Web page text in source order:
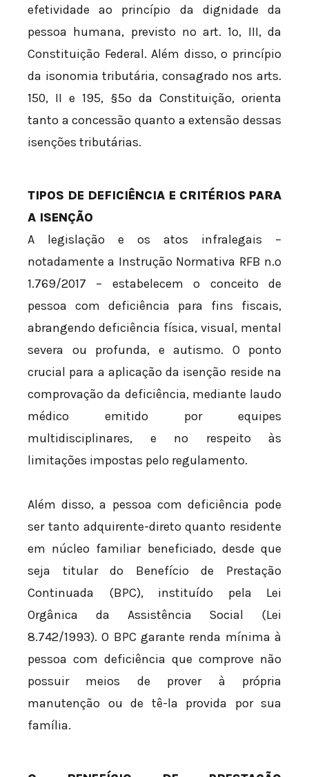
efetividade ao princípio da dignidade da
pessoa humana, previsto no art. 1º, III, da
Constituição Federal. Além disso, o princípio
da isonomia tributária, consagrado nos arts.
150, II e 195, §5º da Constituição, orienta
tanto a concessão quanto a extensão dessas
isenções tributárias.
TIPOS DE DEFICIÊNCIA E CRITÉRIOS PARA
A ISENÇÃO
A legislação e os atos infralegais –
notadamente a Instrução Normativa RFB n.º
1.769/2017 – estabelecem o conceito de
pessoa com deficiência para fins fiscais,
abrangendo deficiência física, visual, mental
severa ou profunda, e autismo. O ponto
crucial para a aplicação da isenção reside na
comprovação da deficiência, mediante laudo
médico emitido por equipes
multidisciplinares, e no respeito às
limitações impostas pelo regulamento.
Além disso, a pessoa com deficiência pode
ser tanto adquirente-direto quanto residente
em núcleo familiar beneficiado, desde que
seja titular do Benefício de Prestação
Continuada (BPC), instituído pela Lei
Orgânica da Assistência Social (Lei
8.742/1993). O BPC garante renda mínima à
pessoa com deficiência que comprove não
possuir meios de prover à própria
manutenção ou de tê-la provida por sua
família.